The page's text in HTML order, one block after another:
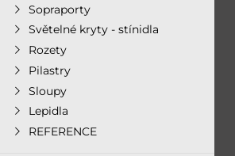
Sopraporty
Světelné kryty - stínidla
Rozety
Pilastry
Sloupy
Lepidla
REFERENCE